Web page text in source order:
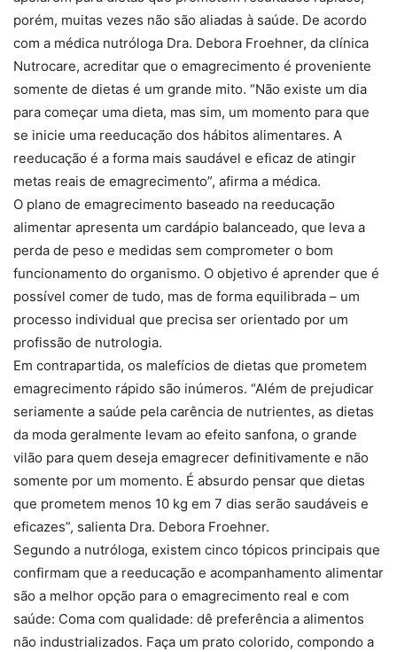
porém, muitas vezes não são aliadas à saúde. De acordo
com a médica nutróloga Dra. Debora Froehner, da clínica
Nutrocare, acreditar que o emagrecimento é proveniente
somente de dietas é um grande mito. “Não existe um dia
para começar uma dieta, mas sim, um momento para que
se inicie uma reeducação dos hábitos alimentares. A
reeducação é a forma mais saudável e eficaz de atingir
metas reais de emagrecimento”, afirma a médica.
O plano de emagrecimento baseado na reeducação
alimentar apresenta um cardápio balanceado, que leva a
perda de peso e medidas sem comprometer o bom
funcionamento do organismo. O objetivo é aprender que é
possível comer de tudo, mas de forma equilibrada – um
processo individual que precisa ser orientado por um
profissão de nutrologia.
Em contrapartida, os malefícios de dietas que prometem
emagrecimento rápido são inúmeros. “Além de prejudicar
seriamente a saúde pela carência de nutrientes, as dietas
da moda geralmente levam ao efeito sanfona, o grande
vilão para quem deseja emagrecer definitivamente e não
somente por um momento. É absurdo pensar que dietas
que prometem menos 10 kg em 7 dias serão saudáveis e
eficazes”, salienta Dra. Debora Froehner.
Segundo a nutróloga, existem cinco tópicos principais que
confirmam que a reeducação e acompanhamento alimentar
são a melhor opção para o emagrecimento real e com
saúde: Coma com qualidade: dê preferência a alimentos
não industrializados. Faça um prato colorido, compondo a